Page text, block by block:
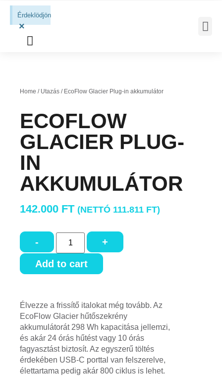
Érdeklödjön
×
Home / Utazás / EcoFlow Glacier Plug-in akkumulátor
ECOFLOW
GLACIER PLUG-
IN
AKKUMULÁTOR
142.000 FT (NETTÓ 111.811 FT)
-
+
Add to cart
Élvezze a frissítő italokat még tovább. Az
EcoFlow Glacier hűtőszekrény
akkumulátorát 298 Wh kapacitása jellemzi,
és akár 24 órás hűtést vagy 10 órás
fagyasztást biztosít. Az egyszerű töltés
érdekében USB-C porttal van felszerelve,
élettartama pedig akár 800 ciklus is lehet.